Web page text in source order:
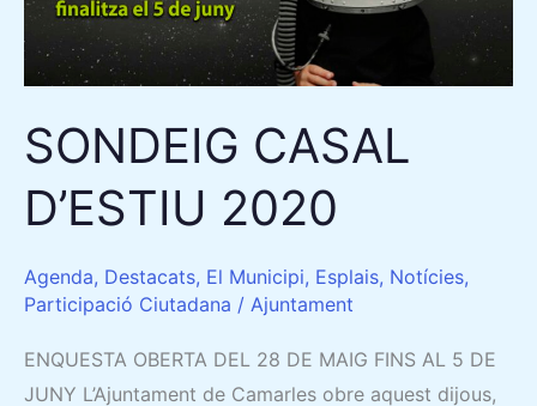
SONDEIG CASAL
D’ESTIU 2020
Agenda, Destacats, El Municipi, Esplais, Notícies,
Participació Ciutadana / Ajuntament
ENQUESTA OBERTA DEL 28 DE MAIG FINS AL 5 DE
JUNY L’Ajuntament de Camarles obre aquest dijous,